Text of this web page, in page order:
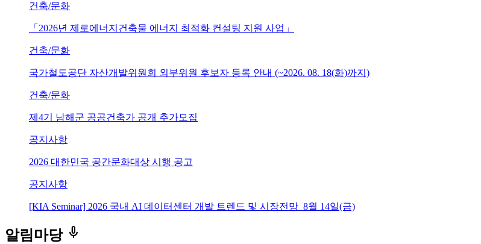
건축/문화
「2026년 제로에너지건축물 에너지 최적화 컨설팅 지원 사업」
건축/문화
국가철도공단 자산개발위원회 외부위원 후보자 등록 안내 (~2026. 08. 18(화)까지)
건축/문화
제4기 남해군 공공건축가 공개 추가모집
공지사항
2026 대한민국 공간문화대상 시행 공고
공지사항
[KIA Seminar] 2026 국내 AI 데이터센터 개발 트렌드 및 시장전망_8월 14일(금)
알림마당 keyboard_voice